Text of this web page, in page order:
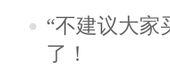
“不建议大家
了！